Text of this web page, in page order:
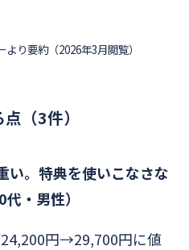
り要約（2026年3月閲覧）
（3件）
。特典を使いこなさな
・男性）
円→29,700円に値